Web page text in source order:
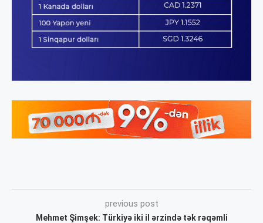
previous post
Mehmet Şimşek: Türkiyə iki il ərzində tək rəqəmli